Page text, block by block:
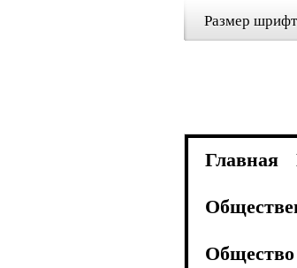
Размер
Главная
Общество